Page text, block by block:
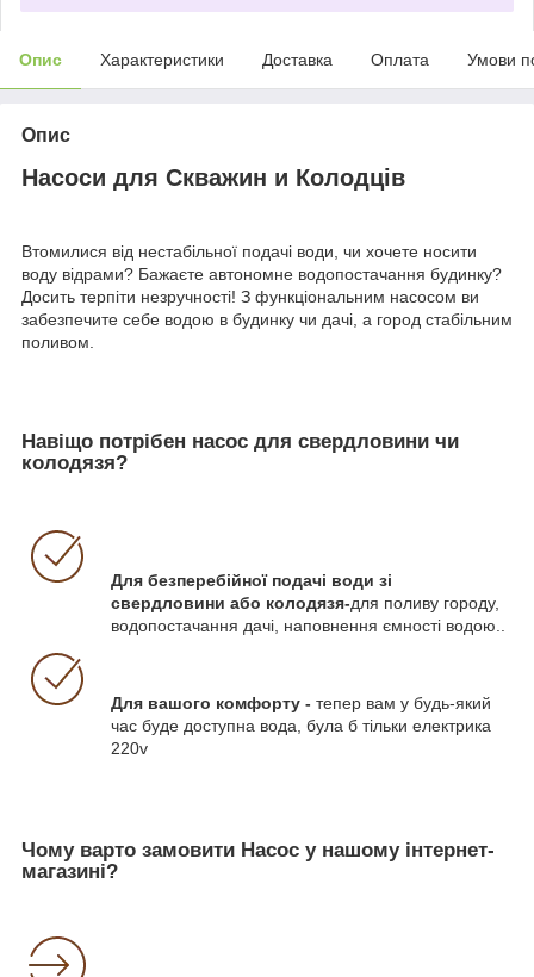
Опис Характеристики Доставка Оплата Умови
Опис
Насоси для Скважин и Колодців
Втомилися від нестабільної подачі води, чи хочете носити
воду відрами? Бажаєте автономне водопостачання будинку?
Досить терпіти незручності! З функціональним насосом ви
забезпечите себе водою в будинку чи дачі, а город стабільним
поливом.
Навіщо потрібен насос для свердловини чи
колодязя?
Для безперебійної подачі води зі
свердловини або колодязя-для поливу городу,
водопостачання дачі, наповнення ємності водою..
Для вашого комфорту - тепер вам у будь-який
час буде доступна вода, була б тільки електрика
220v
Чому варто замовити Насос у нашому інтернет-
магазині?